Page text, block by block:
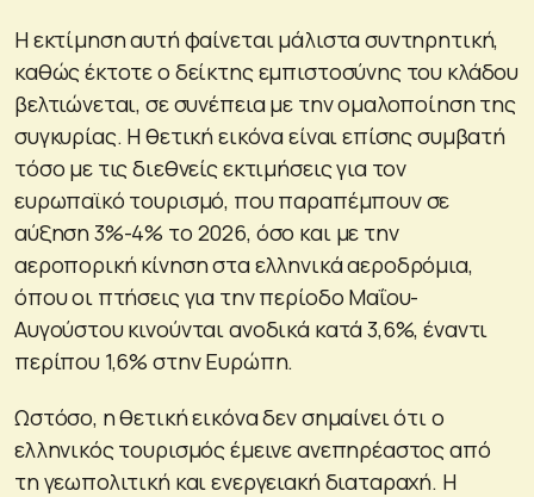
Η εκτίμηση αυτή φαίνεται μάλιστα συντηρητική,
καθώς έκτοτε ο δείκτης εμπιστοσύνης του κλάδου
βελτιώνεται, σε συνέπεια με την ομαλοποίηση της
συγκυρίας. Η θετική εικόνα είναι επίσης συμβατή
τόσο με τις διεθνείς εκτιμήσεις για τον
ευρωπαϊκό τουρισμό, που παραπέμπουν σε
αύξηση 3%-4% το 2026, όσο και με την
αεροπορική κίνηση στα ελληνικά αεροδρόμια,
όπου οι πτήσεις για την περίοδο Μαΐου-
Αυγούστου κινούνται ανοδικά κατά 3,6%, έναντι
περίπου 1,6% στην Ευρώπη.
Ωστόσο, η θετική εικόνα δεν σημαίνει ότι ο
ελληνικός τουρισμός έμεινε ανεπηρέαστος από
τη γεωπολιτική και ενεργειακή διαταραχή. Η